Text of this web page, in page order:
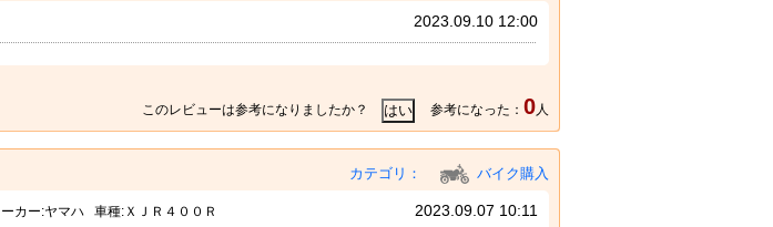
2023.09.10 12:00
このレビューは参考になりましたか？ 参考になった： 0人
カテゴリ： バイク購入
カー:ヤマハ 車種: ＸＪＲ４００Ｒ 2023.09.07 10:11